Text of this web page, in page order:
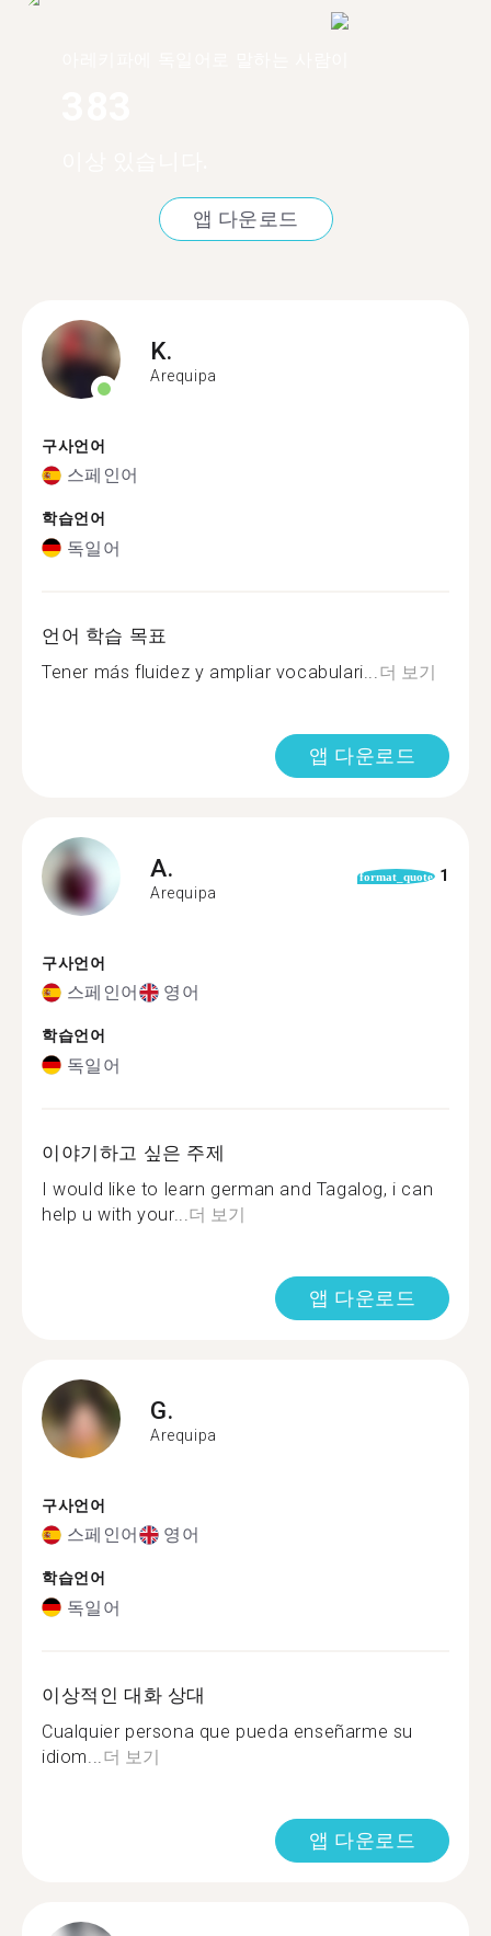
앱 다운로드
K.
Arequipa
구사언어
스페인어
학습언어
독일어
언어 학습 목표
Tener más fluidez y ampliar vocabulari... 더 보기
앱 다운로드
A.
Arequipa
format_quote 1
구사언어
스페인어 영어
학습언어
독일어
이야기하고 싶은 주제
I would like to learn german and Tagalog, i can
help u with your... 더 보기
앱 다운로드
G.
Arequipa
구사언어
스페인어 영어
학습언어
독일어
이상적인 대화 상대
Cualquier persona que pueda enseñarme su
idiom... 더 보기
앱 다운로드